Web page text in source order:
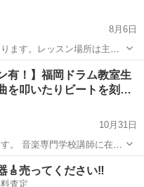
8月6日
ます。レッスン場所は主に
ラマーが1から丁寧にレッス
九州市内(小倉
レッスン
有！】福岡ドラム教室生
を叩いたりビートを刻…
10月31日
。 音楽専門学校講師に在籍
在のプロ活動で培ってきた
していただければ嬉しいで
🎸売ってください‼️
査定